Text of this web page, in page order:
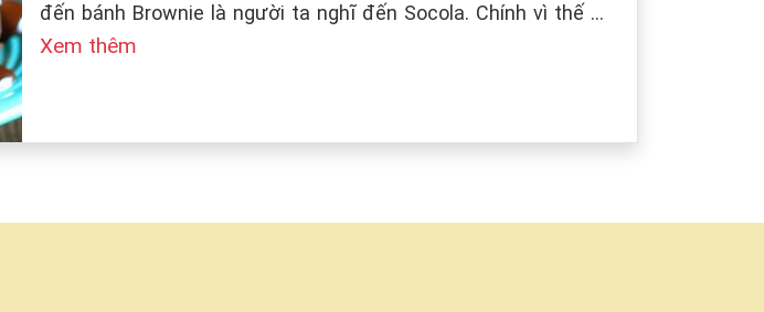
đến bánh Brownie là người ta nghĩ đến Socola. Chính vì thế mà
tên bánh là Brown (màu nâu) tượng trưng cho màu của Socola.
Xem thêm